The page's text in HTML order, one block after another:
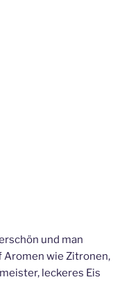
und man
wie Zitronen,
leckeres Eis